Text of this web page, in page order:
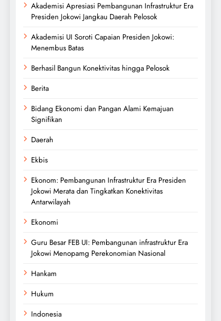
Akademisi Apresiasi Pembangunan Infrastruktur Era
Presiden Jokowi Jangkau Daerah Pelosok
Akademisi UI Soroti Capaian Presiden Jokowi:
Menembus Batas
Berhasil Bangun Konektivitas hingga Pelosok
Berita
Bidang Ekonomi dan Pangan Alami Kemajuan
Signifikan
Daerah
Ekbis
Ekonom: Pembangunan Infrastruktur Era Presiden
Jokowi Merata dan Tingkatkan Konektivitas
Antarwilayah
Ekonomi
Guru Besar FEB UI: Pembangunan infrastruktur Era
Jokowi Menopamg Perekonomian Nasional
Hankam
Hukum
Indonesia